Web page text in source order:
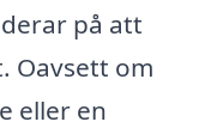
på att
Oavsett om
eller en